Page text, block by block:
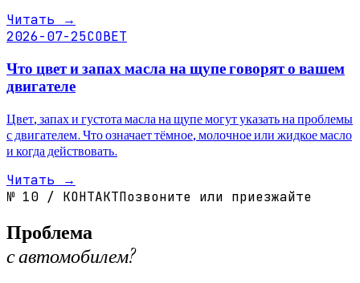
Читать →
2026-07-25СОВЕТ
Что цвет и запах масла на щупе говорят о вашем
двигателе
Цвет, запах и густота масла на щупе могут указать на проблемы
с двигателем. Что означает тёмное, молочное или жидкое масло
и когда действовать.
Читать →
№ 10 / КОНТАКТПозвоните или приезжайте
Проблема
с автомобилем?